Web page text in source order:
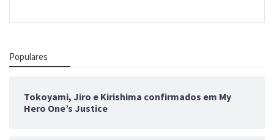
Populares
Tokoyami, Jiro e Kirishima confirmados em My
Hero One’s Justice